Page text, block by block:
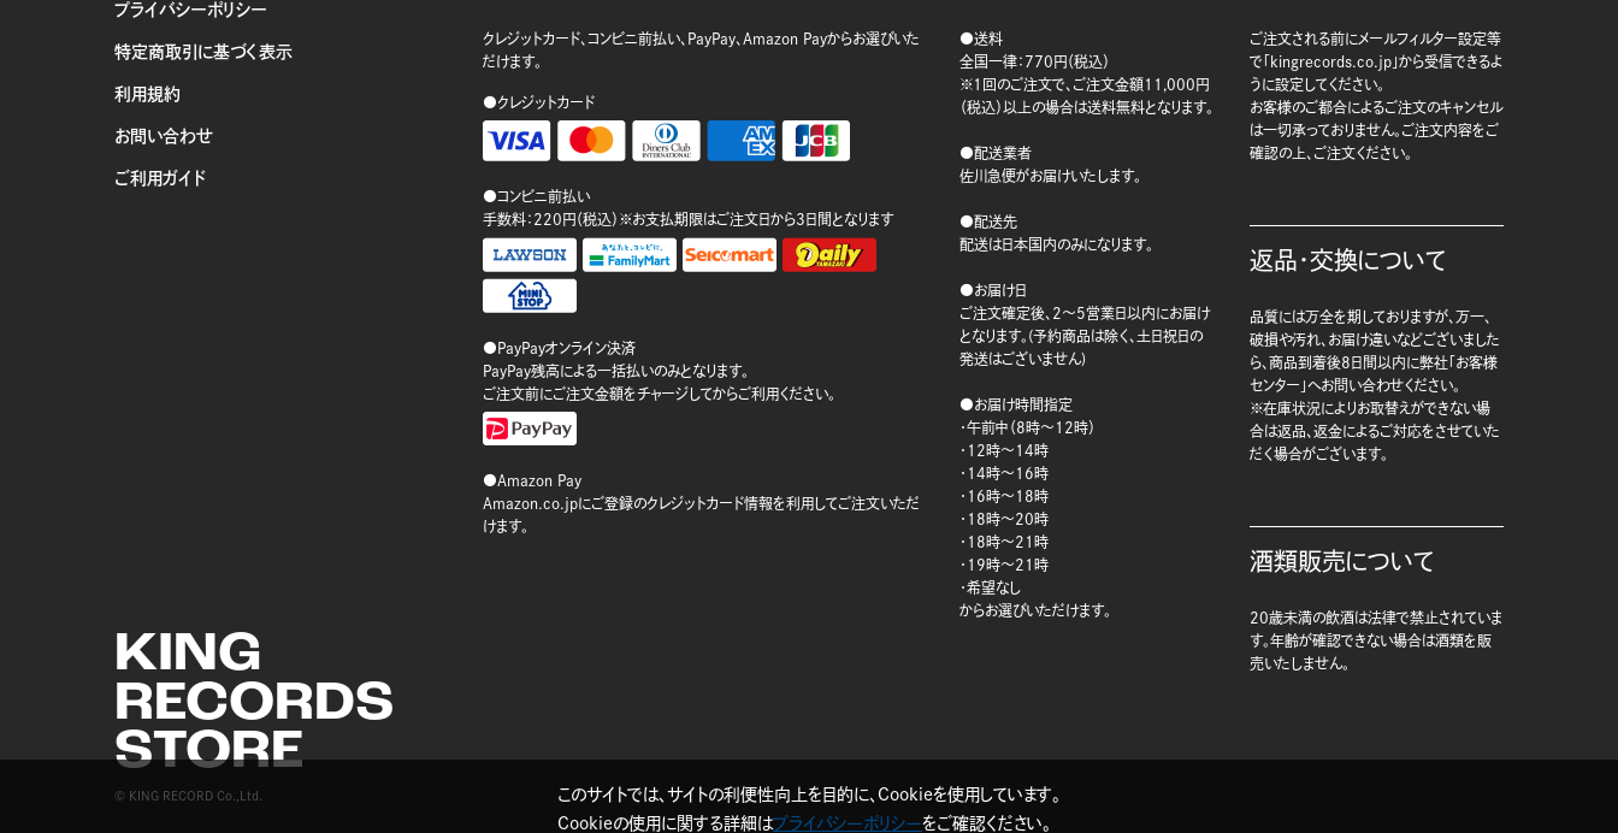
プライバシーポリシー
特定商取引に基づく表示
利用規約
お問い合わせ
ご利用ガイド
KING
RECORDS
STORE
© KING RECORD Co.,Ltd.
クレジットカード、コンビニ前払い、PayPay、Amazon Payからお選びいた
だけます。
●クレジットカード
●コンビニ前払い
手数料：220円（税込）※お支払期限はご注文日から3日間となります
●PayPayオンライン決済
PayPay残高による一括払いのみとなります。
ご注文前にご注文金額をチャージしてからご利用ください。
●Amazon Pay
Amazon.co.jpにご登録のクレジットカード情報を利用してご注文いただ
けます。
●送料
全国一律：770円（税込）
※1回のご注文で、ご注文金額11,000円
（税込）以上の場合は送料無料となります。
●配送業者
佐川急便がお届けいたします。
●配送先
配送は日本国内のみになります。
●お届け日
ご注文確定後、2～5営業日以内にお届け
となります。(予約商品は除く、土日祝日の
発送はございません)
●お届け時間指定
・午前中（8時～12時）
・12時～14時
・14時～16時
・16時～18時
・18時～20時
・18時～21時
・19時～21時
・希望なし
からお選びいただけます。
ご注文される前にメールフィルター設定等
で「kingrecords.co.jp」から受信できるよ
うに設定してください。
お客様のご都合によるご注文のキャンセル
は一切承っておりません。ご注文内容をご
確認の上、ご注文ください。
返品・交換について
品質には万全を期しておりますが、万一、
破損や汚れ、お届け違いなどございました
ら、商品到着後8日間以内に弊社「お客様
センター」へお問い合わせください。
※在庫状況によりお取替えができない場
合は返品、返金によるご対応をさせていた
だく場合がございます。
酒類販売について
20歳未満の飲酒は法律で禁止されていま
す。年齢が確認できない場合は酒類を販
売いたしません。
このサイトでは、サイトの利便性向上を目的に、Cookieを使用しています。
Cookieの使用に関する詳細はプライバシーポリシーをご確認ください。